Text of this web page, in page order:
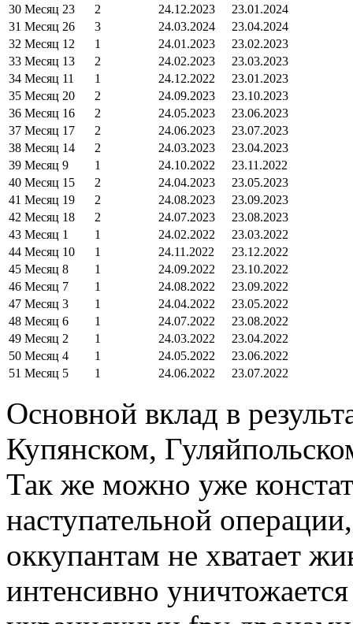
30 Месяц 23 2 24.12.2023
23.01.2024
31 Месяц 26 3 24.03.2024
23.04.2024
32 Месяц 12 1 24.01.2023
23.02.2023
33 Месяц 13 2 24.02.2023
23.03.2023
34 Месяц 11 1 24.12.2022
23.01.2023
35 Месяц 20 2 24.09.2023
23.10.2023
36 Месяц 16 2 24.05.2023
23.06.2023
37 Месяц 17 2 24.06.2023
23.07.2023
38 Месяц 14 2 24.03.2023
23.04.2023
39 Месяц 9 1 24.10.2022
23.11.2022
40 Месяц 15 2 24.04.2023
23.05.2023
41 Месяц 19 2 24.08.2023
23.09.2023
42 Месяц 18 2 24.07.2023
23.08.2023
43 Месяц 1 1 24.02.2022
23.03.2022
44 Месяц 10 1 24.11.2022
23.12.2022
45 Месяц 8 1 24.09.2022
23.10.2022
46 Месяц 7 1 24.08.2022
23.09.2022
47 Месяц 3 1 24.04.2022
23.05.2022
48 Месяц 6 1 24.07.2022
23.08.2022
49 Месяц 2 1 24.03.2022
23.04.2022
50 Месяц 4 1 24.05.2022
23.06.2022
51 Месяц 5 1 24.06.2022 23.07.2022
Основной вклад в
Купянском,
Так же можно уже
наступательной
оккупантам не хватает
интенсивно